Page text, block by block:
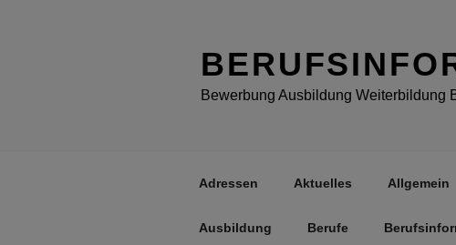
Bewerbung Ausbildung Weiterbildung
Adressen Aktuelles Allgemein
Ausbildung Berufe